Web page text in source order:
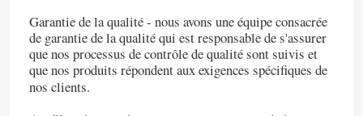
Garantie de la qualité - nous avons une équipe consacrée
de garantie de la qualité qui est responsable de s'assurer
que nos processus de contrôle de qualité sont suivis et
que nos produits répondent aux exigences spécifiques de
nos clients.